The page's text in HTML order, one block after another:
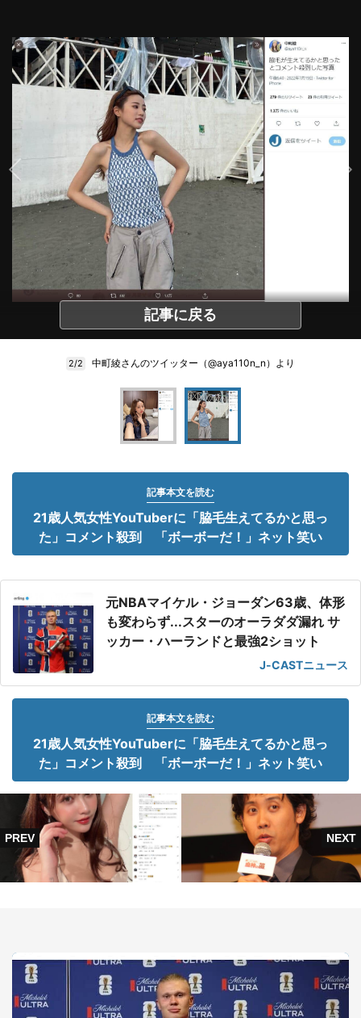
記事に戻る
2/2 中町綾さんのツイッター（@aya110n_n）より
記事本文を読む
21歳人気女性YouTuberに「脇毛生えてるかと思っ
た」コメント殺到 「ボーボーだ！」ネット笑い
元NBAマイケル・ジョーダン63歳、体形
も変わらず...スターのオーラダダ漏れ サ
ッカー・ハーランドと最強2ショット
J-CASTニュース
記事本文を読む
21歳人気女性YouTuberに「脇毛生えてるかと思っ
た」コメント殺到 「ボーボーだ！」ネット笑い